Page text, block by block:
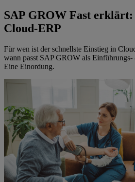
SAP GROW Fast
Cloud-ERP
Für wen ist der schnellste Einstieg in
wann passt SAP GROW als Einführungs-
Eine Einordung.